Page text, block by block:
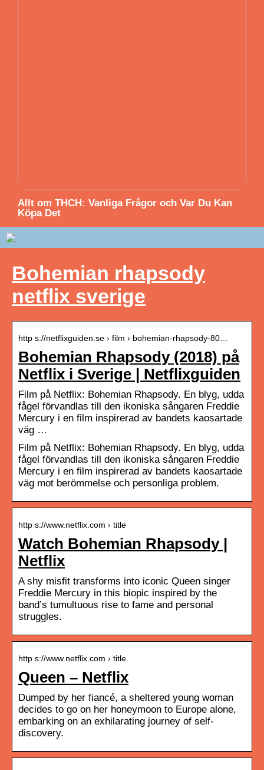
Allt om THCH: Vanliga Frågor och Var Du Kan
Köpa Det
Bohemian rhapsody
netflix sverige
http s://netflixguiden.se › film › bohemian-rhapsody-80…
Bohemian Rhapsody (2018) på
Netflix i Sverige | Netflixguiden
Film på Netflix: Bohemian Rhapsody. En blyg, udda
fågel förvandlas till den ikoniska sångaren Freddie
Mercury i en film inspirerad av bandets kaosartade
väg …
Film på Netflix: Bohemian Rhapsody. En blyg, udda
fågel förvandlas till den ikoniska sångaren Freddie
Mercury i en film inspirerad av bandets kaosartade
väg mot berömmelse och personliga problem.
http s://www.netflix.com › title
Watch Bohemian Rhapsody |
Netflix
A shy misfit transforms into iconic Queen singer
Freddie Mercury in this biopic inspired by the
band’s tumultuous rise to fame and personal
struggles.
http s://www.netflix.com › title
Queen – Netflix
Dumped by her fiancé, a sheltered young woman
decides to go on her honeymoon to Europe alone,
embarking on an exhilarating journey of self-
discovery.